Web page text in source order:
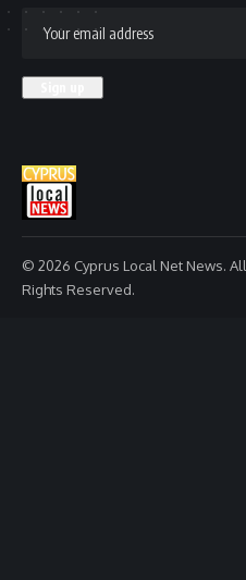
© 2026 Cyprus Local Net News. All
Rights Reserved.